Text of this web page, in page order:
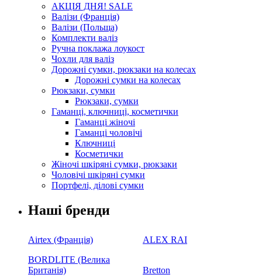
АКЦІЯ ДНЯ! SALE
Валізи (Франція)
Валізи (Польща)
Комплекти валіз
Ручна поклажа лоукост
Чохли для валіз
Дорожні сумки, рюкзаки на колесах
Дорожні сумки на колесах
Рюкзаки, сумки
Рюкзаки, сумки
Гаманці, ключниці, косметички
Гаманці жіночі
Гаманці чоловічі
Ключниці
Косметички
Жіночі шкіряні сумки, рюкзаки
Чоловічі шкіряні сумки
Портфелі, ділові сумки
Наші бренди
Airtex (Франція)
ALEX RAI
BORDLITE (Велика
Британія)
Bretton